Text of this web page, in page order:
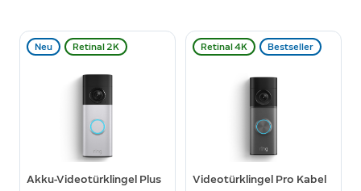
Neu Retinal 2K
Akku-Videotürklingel Plus
Retinal 4K Bestseller
Videotürklingel Pro Kabel